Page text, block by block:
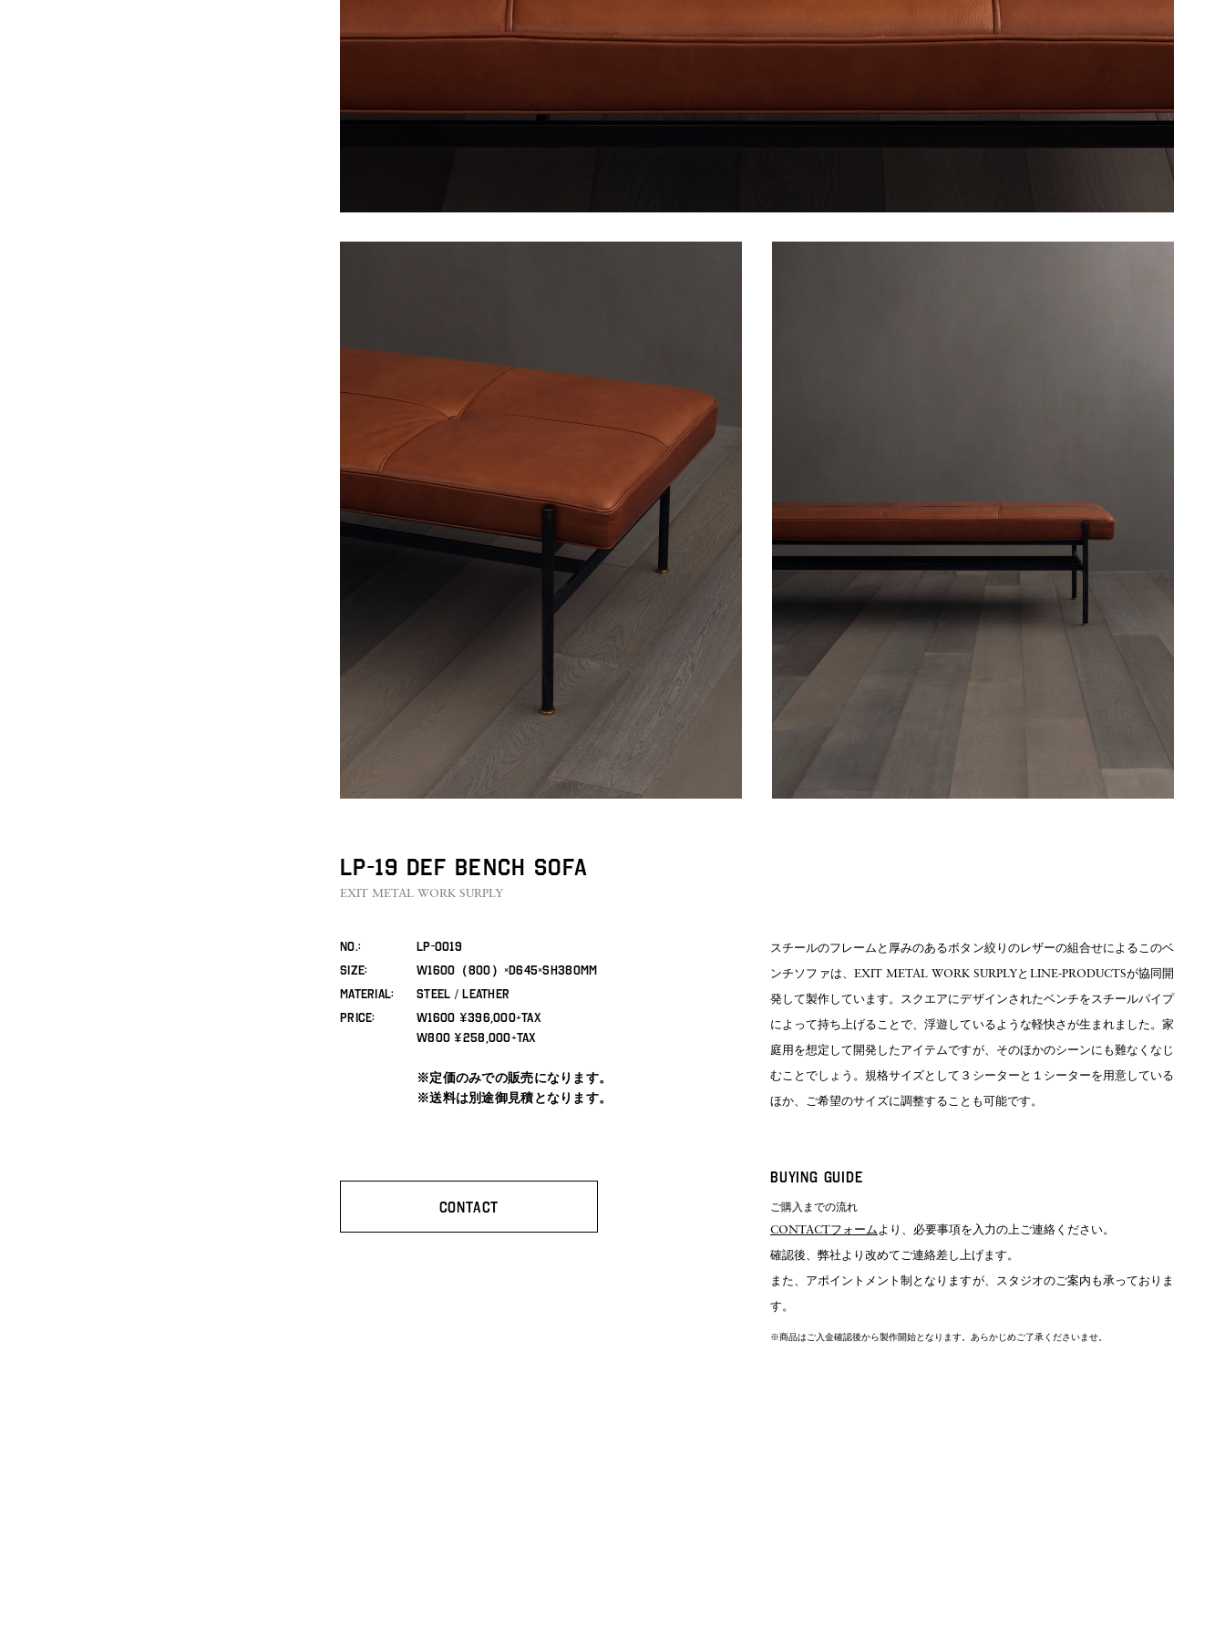
LP-19 DEF BENCH SOFA
EXIT METAL WORK SURPLY
No.
lp-0019
SIZE
W1600（800）×D645×SH380mm
MATERIAL
STEEL / LEATHER
PRICE
W1600 ¥396,000+TAX
W800 ¥258,000+TAX
※定価のみでの販売になります。
※送料は別途御見積となります。
CONTACT
スチールのフレームと厚みのあるボタン絞りのレザーの組合せによるこのベ
ンチソファは、EXIT METAL WORK SURPLYとLINE-PRODUCTSが協同開
発して製作しています。スクエアにデザインされたベンチをスチールパイプ
によって持ち上げることで、浮遊しているような軽快さが生まれました。家
庭用を想定して開発したアイテムですが、そのほかのシーンにも難なくなじ
むことでしょう。規格サイズとして３シーターと１シーターを用意している
ほか、ご希望のサイズに調整することも可能です。
BUYING GUIDE
ご購入までの流れ
CONTACTフォーム より、必要事項を入力の上ご連絡ください。
確認後、弊社より改めてご連絡差し上げます。
また、アポイントメント制となりますが、スタジオのご案内も承っておりま
す。
※商品はご入金確認後から製作開始となります。あらかじめご了承くださいませ。